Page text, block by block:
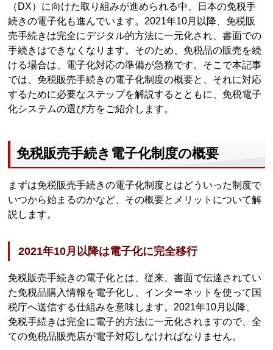
（DX）に向けた取り組みが進められる中、日本の免税手
続きの電子化も進んでいます。2021年10月以降、免税販
売手続きは完全にデジタル的方法に一元化され、書面での
手続きはできなくなります。そのため、免税品の販売を続
ける場合は、電子化対応の準備が急務です。そこで本記事
では、免税販売手続きの電子化制度の概要と、それに対応
するために必要なステップを解説するとともに、免税電子
化システムの選び方をご紹介します。
免税販売手続き電子化制度の概要
まずは免税販売手続きの電子化制度とはどういった制度で
いつから始まるのかなど、その概要とメリットについて解
説します。
2021年10月以降は電子化に完全移行
免税販売手続きの電子化とは、従来、書面で伝達されてい
た免税品購入情報を電子化し、インターネットを使って国
税庁へ送信する仕組みを意味します。2021年10月以降、
免税手続きは完全に電子的方法に一元化されますので、全
ての免税品販売店が電子対応しなければなりません。